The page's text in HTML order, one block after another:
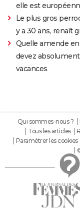
elle est
Le plus gros
y a 30 ans, renaît
Quelle amende en
devez
vacances
Qui sommes-nous ?
Tous les articles
Paramétrer les cookies